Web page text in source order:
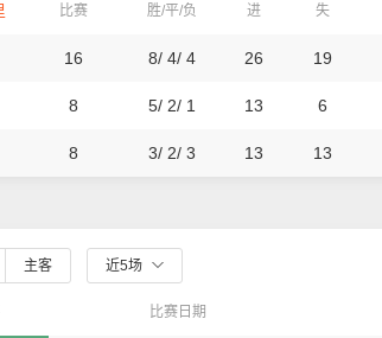
比赛 胜/平/负 进 失
16 8/ 4/ 4 26 19
8 5/ 2/ 1 13 6
8 3/ 2/ 3 13 13
主客 近5场
比赛日期